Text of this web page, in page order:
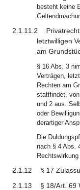
besteht keine
2.1.11.2
letztwilligen
am
§ 16 Abs. 3
Verträgen,
Rechten am
stattfindet,
und 2 aus.
oder
derartiger
Die
nach § 4 Abs.
2.1.12
§ 17
2.1.13
§ 18/Art. 69